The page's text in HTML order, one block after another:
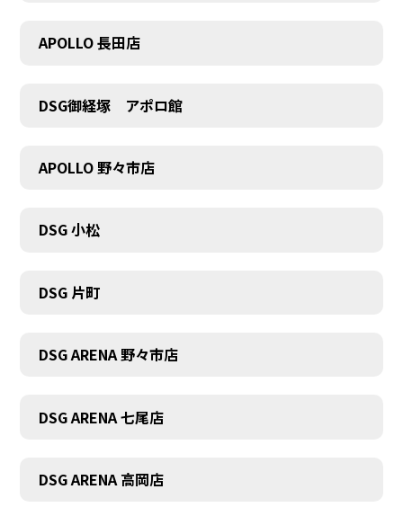
APOLLO 長田店
DSG御経塚 アポロ館
APOLLO 野々市店
DSG 小松
DSG 片町
DSG ARENA 野々市店
DSG ARENA 七尾店
DSG ARENA 高岡店